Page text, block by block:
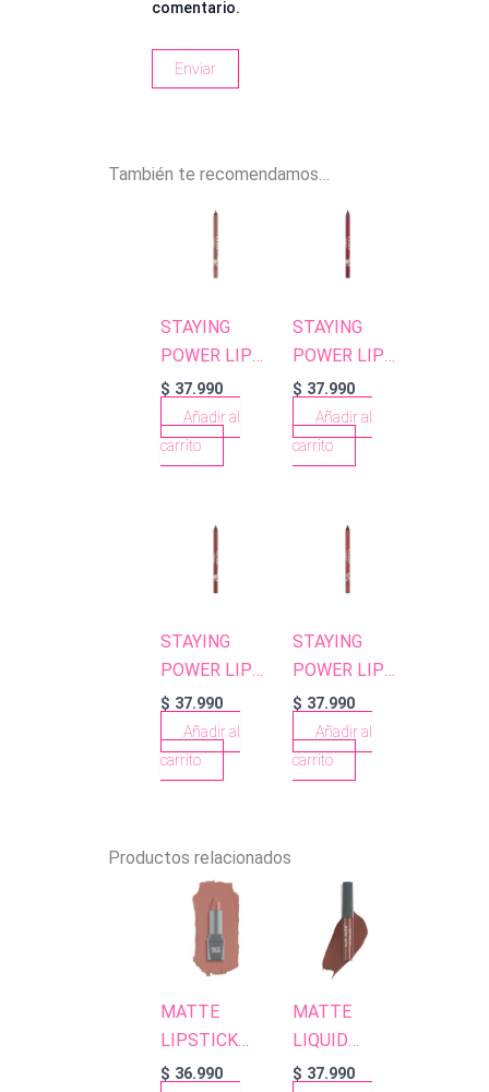
comentario.
También te recomendamos…
STAYING
POWER LIP
PENCIL 52
CARAMEL
NUDE
$ 37.990
Añadir al
carrito
STAYING
POWER LIP
PENCIL 58
CHERRY
$ 37.990
Añadir al
carrito
STAYING
POWER LIP
PENCIL 54
SPICY
TERRACOTTA
$ 37.990
Añadir al
carrito
STAYING
POWER LIP
PENCIL 65
RUSTY ROSE
$ 37.990
Añadir al
carrito
Productos relacionados
MATTE
LIPSTICK
405 PEACH
$ 36.990
MATTE
LIQUID
LIPSTICK
$ 37.990